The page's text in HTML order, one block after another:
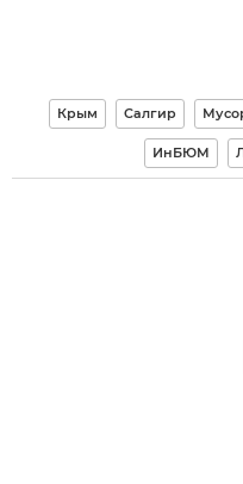
Крым Салгир
ИнБЮМ